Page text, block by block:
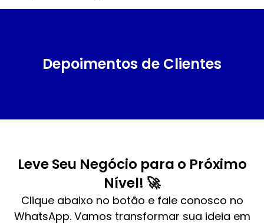
Depoimentos de Clientes
Leve Seu Negócio para o Próximo
Nível! 🚀
Clique abaixo no botão e fale conosco no
WhatsApp. Vamos transformar sua ideia em